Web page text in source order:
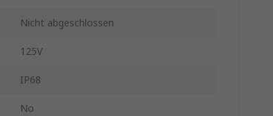
Nicht abgeschlossen
125V
IP68
No